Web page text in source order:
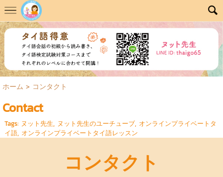
ホーム > コンタクト
Contact
Tags: ヌット先生, ヌット先生のユーチューブ, オンラインプライベートタ
イ語, オンラインプライベートタイ語レッスン
コンタクト